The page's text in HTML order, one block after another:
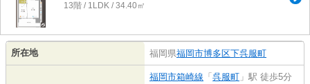
13階 / 1LDK / 34.40㎡
所在地 福岡県福岡市博多区下呉服町
福岡市箱崎線 「 呉服町 」駅 徒歩5分